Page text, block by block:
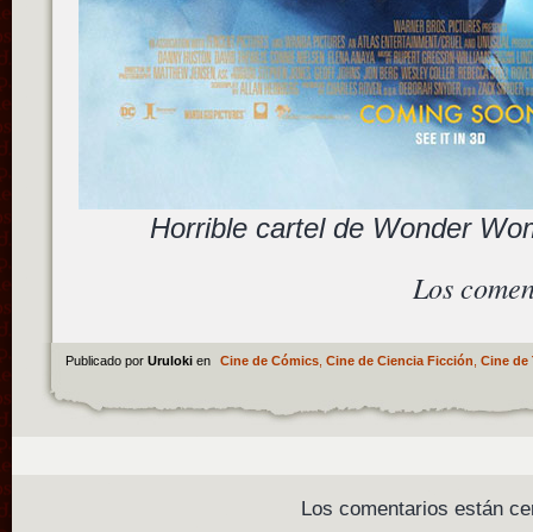
Horrible cartel de Wonder
Los
Publicado por Uruloki en Cine de Cómics, Cine de Ciencia Ficción Cine de
Los comentarios están